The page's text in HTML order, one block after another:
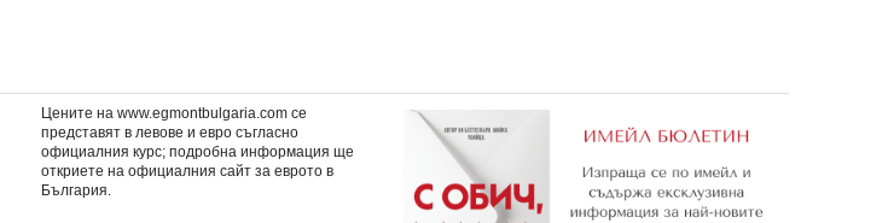
Цените на www.egmontbulgaria.com се
представят в левове и евро съгласно
официалния курс; подробна информация ще
откриете наофициалния сайт за еврото в
България